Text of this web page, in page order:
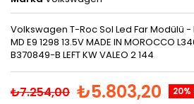
Volkswagen T-Roc Sol Led Far Modülü -
MD E9 1298 13.5V MADE IN MOROCCO
B370849-B LEFT KW VALEO 2 144
₺7.254,00 ₺5.803,20